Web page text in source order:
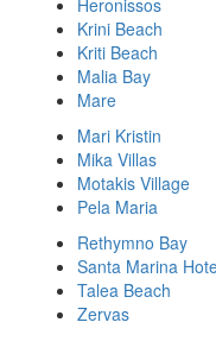
Heronissos
Krini Beach
Kriti Beach
Malia Bay
Mare
Mari Kristin
Mika Villas
Motakis Village
Pela Maria
Rethymno Bay
Santa Marina
Talea Beach
Zervas